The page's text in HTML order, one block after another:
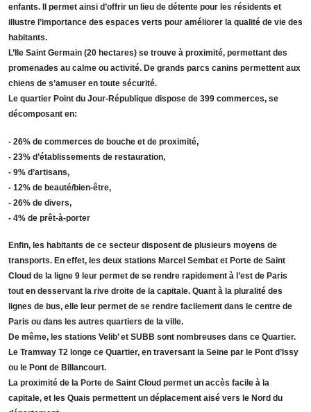
enfants. Il permet ainsi d’offrir un lieu de détente pour les résidents et
illustre l’importance des espaces verts pour améliorer la qualité de vie des
habitants.
L’Ile Saint Germain (20 hectares) se trouve à proximité, permettant des
promenades au calme ou activité. De grands parcs canins permettent aux
chiens de s’amuser en toute sécurité.
Le quartier Point du Jour-République dispose de 399 commerces, se
décomposant en:
- 26% de commerces de bouche et de proximité,
- 23% d’établissements de restauration,
- 9% d’artisans,
- 12% de beauté/bien-être,
- 26% de divers,
- 4% de prêt-à-porter
Enfin, les habitants de ce secteur disposent de plusieurs moyens de
transports. En effet, les deux stations Marcel Sembat et Porte de Saint
Cloud de la ligne 9 leur permet de se rendre rapidement à l’est de Paris
tout en desservant la rive droite de la capitale. Quant à la pluralité des
lignes de bus, elle leur permet de se rendre facilement dans le centre de
Paris ou dans les autres quartiers de la ville.
De même, les stations Velib’ et SUBB sont nombreuses dans ce Quartier.
Le Tramway T2 longe ce Quartier, en traversant la Seine par le Pont d’Issy
ou le Pont de Billancourt.
La proximité de la Porte de Saint Cloud permet un accès facile à la
capitale, et les Quais permettent un déplacement aisé vers le Nord du